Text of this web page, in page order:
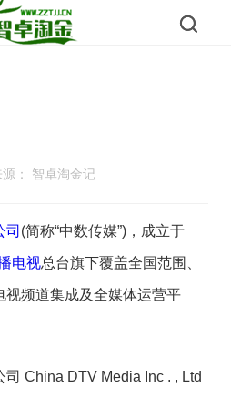
： 智卓淘金记
司 (简称“中数传媒”)，成立于
电视总台旗下覆盖全国范围、
视频道集成及全媒体运营平
China DTV Media Inc . , Ltd